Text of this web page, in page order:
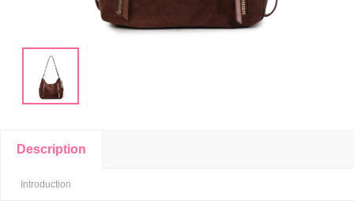
Description
Introduction